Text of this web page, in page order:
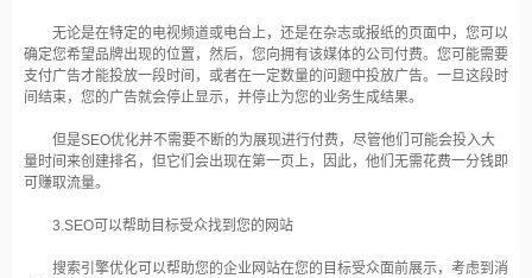
无论是在特定的电视频道或电台上，还是在杂志或报纸的页面中，您可以
确定您希望品牌出现的位置，然后，您向拥有该媒体的公司付费。您可能需要
支付广告才能投放一段时间，或者在一定数量的问题中投放广告。一旦这段时
间结束，您的广告就会停止显示，并停止为您的业务生成结果。
但是SEO优化并不需要不断的为展现进行付费，尽管他们可能会投入大
量时间来创建排名，但它们会出现在第一页上，因此，他们无需花费一分钱即
可赚取流量。
3.SEO可以帮助目标受众找到您的网站
搜索引擎优化可以帮助您的企业网站在您的目标受众面前展示，考虑到消